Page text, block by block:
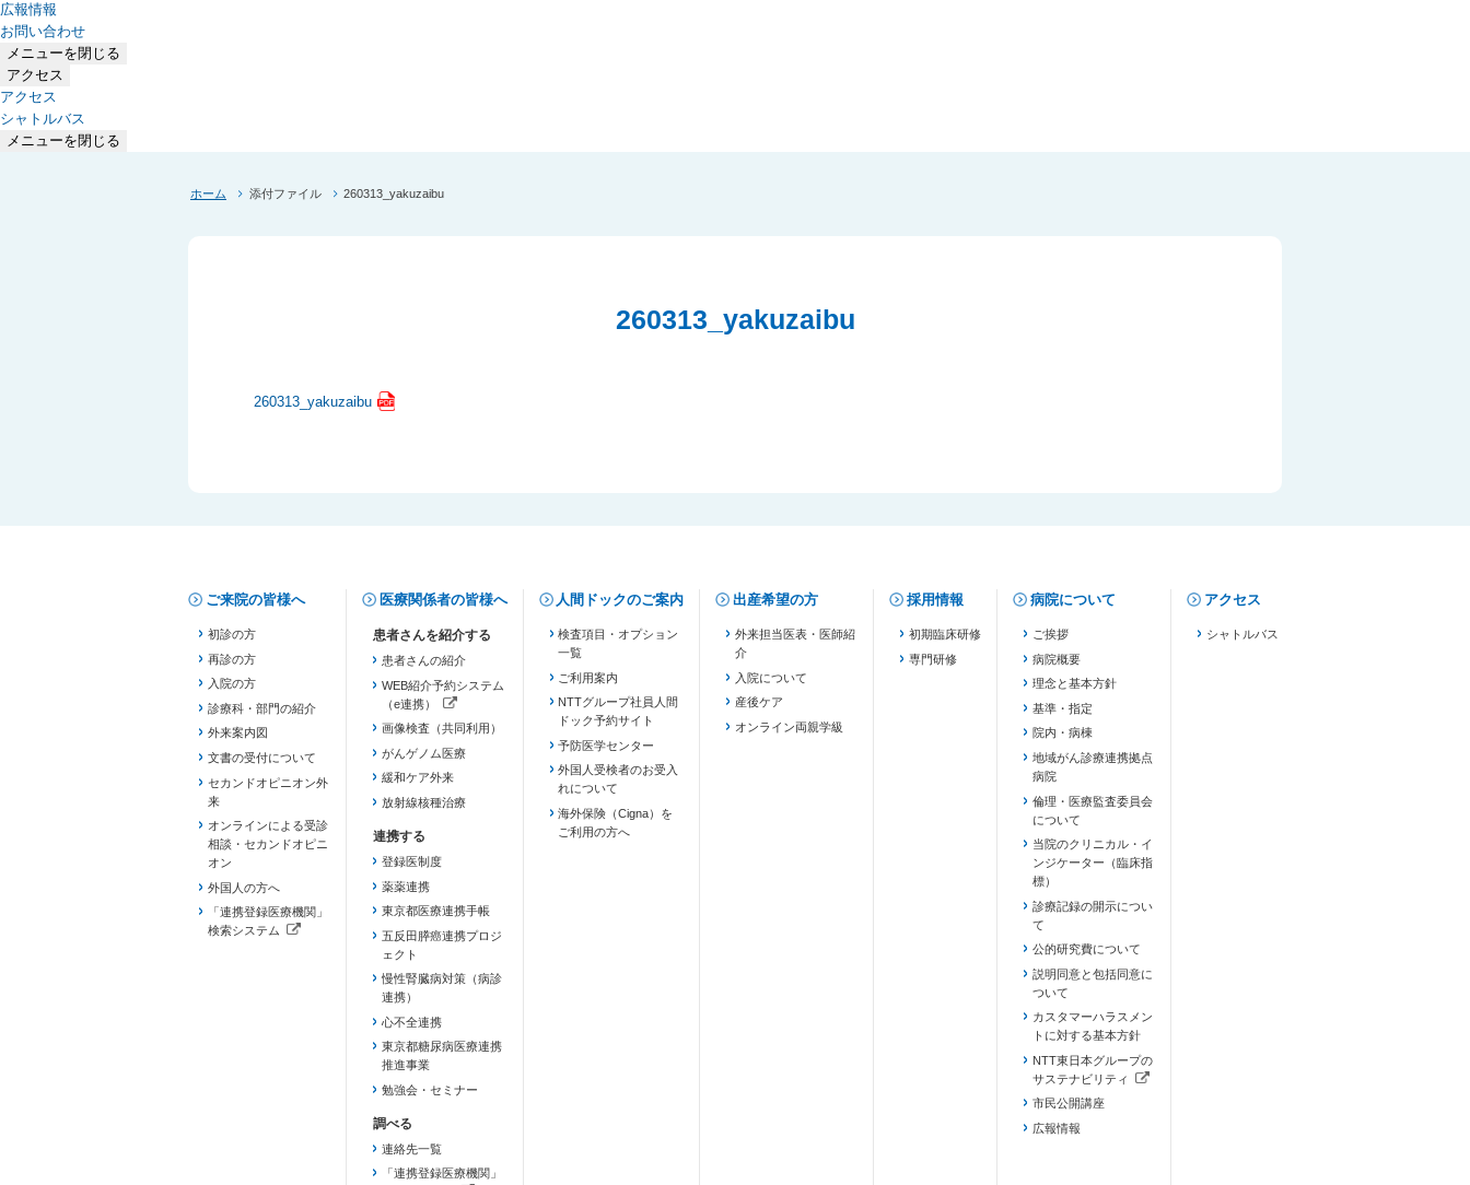
広報情報
お問い合わせ
メニューを閉じる
アクセス
アクセス
シャトルバス
メニューを閉じる
ホーム 添付ファイル 260313_yakuzaibu
260313_yakuzaibu
260313_yakuzaibu
ご来院の皆様へ
初診の方
再診の方
入院の方
診療科・部門の紹介
外来案内図
文書の受付について
セカンドオピニオン外
来
オンラインによる受診
相談・セカンドオピニ
オン
外国人の方へ
「連携登録医療機関」
検索システム
医療関係者の皆様へ
患者さんの紹介
WEB紹介予約システム
（e連携）
（新しいタブで開きます）
画像検査（共同利用）
がんゲノム医療
緩和ケア外来
放射線核種治療
登録医制度
薬薬連携
東京都医療連携手帳
五反田膵癌連携プロジ
ェクト
慢性腎臓病対策（病診
連携）
心不全連携
東京都糖尿病医療連携
推進事業
勉強会・セミナー
連絡先一覧
「連携登録医療機関」
人間ドックのご案内
検査項目・オプション
一覧
ご利用案内
NTTグループ社員人間
ドック予約サイト
予防医学センター
外国人受検者のお受入
れについて
海外保険（Cigna）を
ご利用の方へ
出産希望の方
外来担当医表・医師紹
介
入院について
産後ケア
オンライン両親学級
採用情報
初期臨床研修
専門研修
病院について
ご挨拶
病院概要
理念と基本方針
基準・指定
院内・病棟
地域がん診療連携拠点
病院
倫理・医療監査委員会
について
当院のクリニカル・イ
ンジケーター（臨床指
標）
診療記録の開示につい
て
公的研究費について
説明同意と包括同意に
ついて
カスタマーハラスメン
トに対する基本方針
NTT東日本グループの
サステナビリティ
（新しいタブで開きます）
市民公開講座
広報情報
アクセス
シャトルバス